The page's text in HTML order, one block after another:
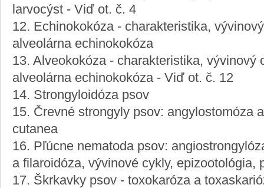
larvocýst - Viď ot. č. 4
12. Echinokokóza - charakteristika,
alveolárna echinokokóza
13. Alveokokóza - charakteristika, vývinový
alveolárna echinokokóza - Viď ot. č. 12
14. Strongyloidóza psov
15. Črevné strongyly psov: angylostomóza
cutanea
16. Pľúcne nematoda psov:
a filaroidóza, vývinové cykly, epizootológia,
17. Škrkavky psov - toxokaróza a